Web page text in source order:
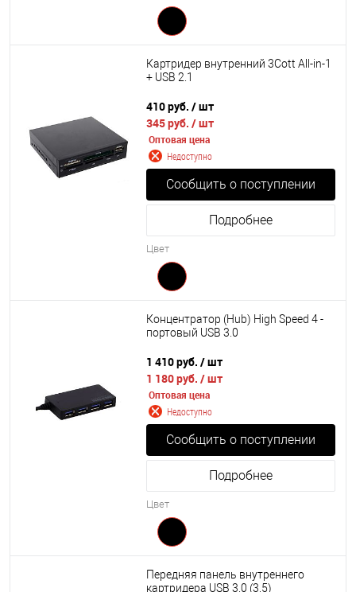
Картридер внутренний 3Cott All-in-1
+ USB 2.1
410 руб. / шт
345 руб. / шт
Оптовая цена
Недоступно
Сообщить о поступлении
Подробнее
Цвет
Концентратор (Hub) High Speed 4 -
портовый USB 3.0
1 410 руб. / шт
1 180 руб. / шт
Оптовая цена
Недоступно
Сообщить о поступлении
Подробнее
Цвет
Передняя панель внутреннего
картридера USB 3.0 (3,5)